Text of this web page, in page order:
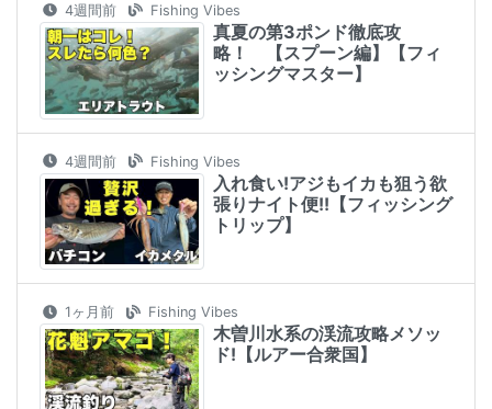
4週間前 Fishing Vibes
真夏の第3ポンド徹底攻
略！ 【スプーン編】【フィ
ッシングマスター】
4週間前 Fishing Vibes
入れ食い!アジもイカも狙う欲
張りナイト便!!【フィッシング
トリップ】
1ヶ月前 Fishing Vibes
木曽川水系の渓流攻略メソッ
ド!【ルアー合衆国】